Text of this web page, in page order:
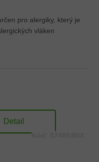
pro alergiky, který je
vláken
Detail